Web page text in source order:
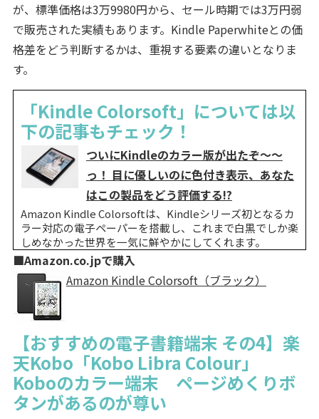
が、標準価格は3万9980円から、セール時期では3万円弱
で販売された実績もあります。Kindle Paperwhiteとの価
格差をどう判断するかは、重視する要素の違いとなりま
す。
「Kindle Colorsoft」については以
下の記事もチェック！
ついにKindleのカラー版が出たぞ～～
っ！ 目に優しいのに色付き表示、あなた
はこの製品をどう評価する!?
Amazon Kindle Colorsoftは、Kindleシリーズ初となるカ
ラー対応の電子ペーパーを搭載し、これまで白黒でしか楽
しめなかった世界を一気に鮮やかにしてくれます。
■Amazon.co.jpで購入
Amazon Kindle Colorsoft（ブラック）
【おすすめの電子書籍端末 その4】楽
天Kobo「Kobo Libra Colour」
Koboのカラー端末 ページめくりボ
タンがあるのが尊い